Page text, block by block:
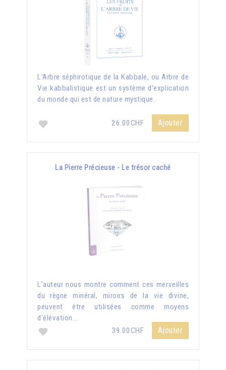
L’Arbre séphirotique de la Kabbale, ou Arbre de
Vie kabbalistique est un système d’explication
du monde qui est de nature mystique.
26.00CHF Ajouter
La Pierre Précieuse - Le trésor caché
L’auteur nous montre comment ces merveilles
du règne minéral, miroirs de la vie divine,
peuvent être utilisées comme moyens
d’élévation...
39.00CHF
Ajouter